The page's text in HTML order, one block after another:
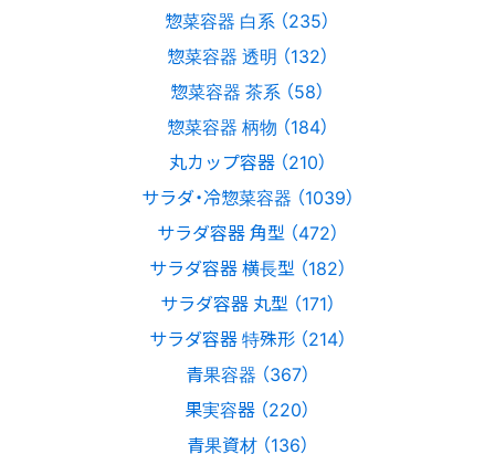
惣菜容器 白系 （235）
惣菜容器 透明 （132）
惣菜容器 茶系 （58）
惣菜容器 柄物 （184）
丸カップ容器 （210）
サラダ・冷惣菜容器 （1039）
サラダ容器 角型 （472）
サラダ容器 横長型 （182）
サラダ容器 丸型 （171）
サラダ容器 特殊形 （214）
青果容器 （367）
果実容器 （220）
青果資材 （136）